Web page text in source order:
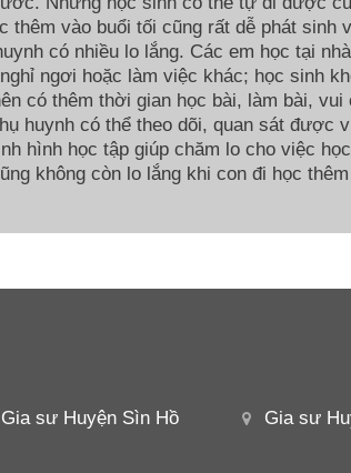
thêm vào buổi tối cũng rất dễ phát sinh
có nhiều lo lắng. Các em học tại
ngơi hoặc làm việc khác; học sinh
có thêm thời gian học bài, làm bài, vui
huynh có thể theo dõi, quan sát được
hình học tập giúp chăm lo cho việc
không còn lo lắng khi con đi học
Gia sư Huyện Sìn Hồ Gia sư